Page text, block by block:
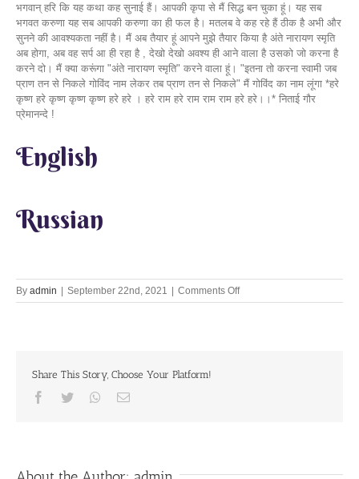
भगवान् हरि कि यह कथा कह सुनाई हैं। आपकी कृपा से मैं सिद्ध बन चुका हूं। यह सब
भगवत करुणा यह सब आपकी करुणा का ही फल है। मतलब वे कह रहे हैं ठीक है अभी और
सुनने की आवश्यकता नहीं है। मैं अब तैयार हूं आपने मुझे तैयार किया है अंते नारायण स्मृति
अब होगा, अब वह सर्प आ ही रहा है , देखो देखो अवश्य ही आने वाला है उसको जो करना है
करने दो। मैं क्या करूंगा "अंते नारायण स्मृति" करने वाला हूं। "इतना तो करना स्वामी जब
प्राण तन से निकले गोविंद नाम लेकर तब प्राण तन से निकले" मैं गोविंद का नाम लूंगा *हरे
कृष्ण हरे कृष्ण कृष्ण कृष्ण हरे हरे । हरे राम हरे राम राम राम हरे हरे।।* निताई गौर
प्रेमानन्दे !
English
Russian
By admin | September 22nd, 2021 | Comments Offon
Lets
Share This Story, Choose Your Platform!
Facebook
Twitter Whatsapp
Email